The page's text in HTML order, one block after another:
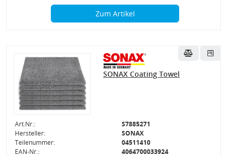
Zum Artikel
SONAX Coating Towel
Art.Nr.:
S7885271
Hersteller:
SONAX
Teilenummer:
04511410
EAN-Nr.:
4064700033924